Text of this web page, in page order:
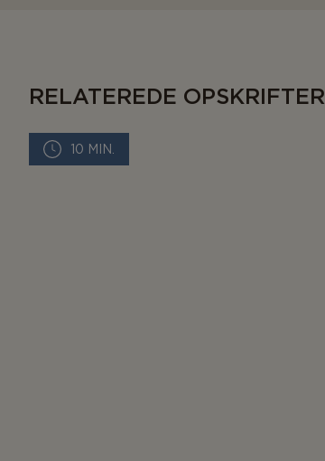
RELATEREDE OPSKRIFTER
10 MIN.